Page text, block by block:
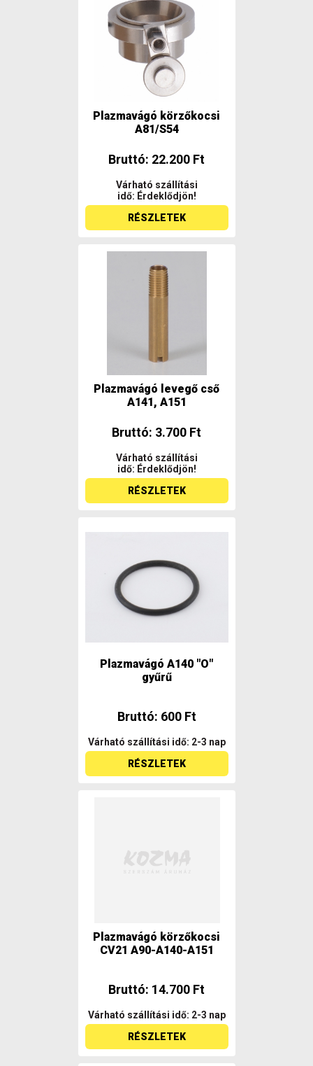
Plazmavágó körzőkocsi
A81/S54
Bruttó: 22.200 Ft
Várható szállítási
idő: Érdeklődjön!
RÉSZLETEK
Plazmavágó levegő cső
A141, A151
Bruttó: 3.700 Ft
Várható szállítási
idő: Érdeklődjön!
RÉSZLETEK
Plazmavágó A140 "O"
gyűrű
Bruttó: 600 Ft
Várható szállítási idő: 2-3 nap
RÉSZLETEK
Plazmavágó körzőkocsi
CV21 A90-A140-A151
Bruttó: 14.700 Ft
Várható szállítási idő: 2-3 nap
RÉSZLETEK